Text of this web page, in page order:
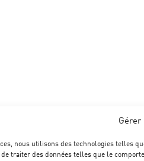
Gérer
nous utilisons des technologies telles
traiter des données telles que le